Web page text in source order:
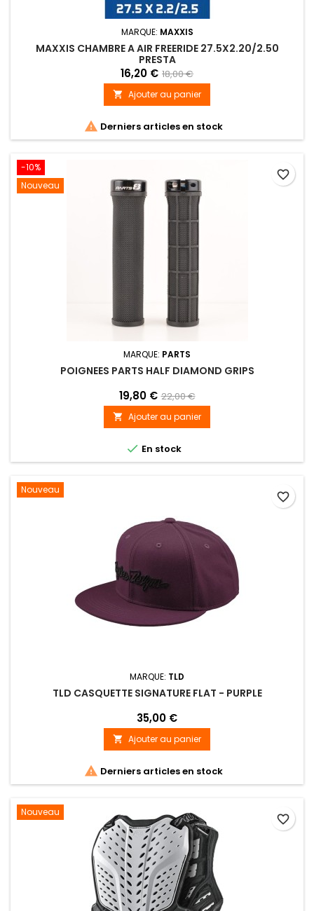
MARQUE: MAXXIS
MAXXIS CHAMBRE A AIR FREERIDE 27.5X2.20/2.50
PRESTA
16,20 € 18,00 €
 Ajouter au panier
 Derniers articles en stock
-10%
Nouveau
MARQUE: PARTS
POIGNEES PARTS HALF DIAMOND GRIPS
19,80 € 22,00 €
 Ajouter au panier
 En stock
favorite_border
Nouveau
MARQUE: TLD
TLD CASQUETTE SIGNATURE FLAT - PURPLE
35,00 €
 Ajouter au panier
 Derniers articles en stock
favorite_border
Nouveau
favorite_border